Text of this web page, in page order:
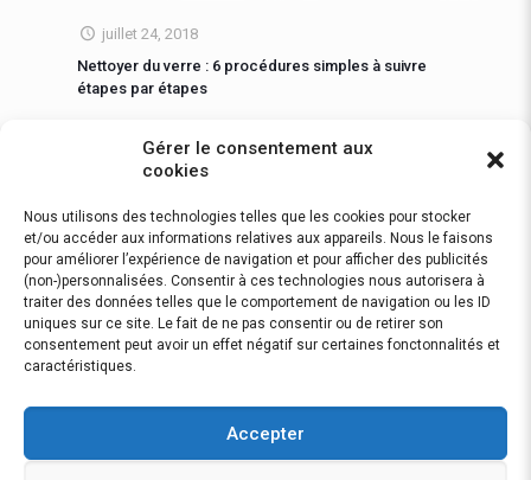
Gérer le consentement aux
cookies
Nous utilisons des technologies telles que les cookies pour stocker
et/ou accéder aux informations relatives aux appareils. Nous le faisons
pour améliorer l’expérience de navigation et pour afficher des publicités
(non-)personnalisées. Consentir à ces technologies nous autorisera à
traiter des données telles que le comportement de navigation ou les ID
uniques sur ce site. Le fait de ne pas consentir ou de retirer son
consentement peut avoir un effet négatif sur certaines fonctonnalités et
caractéristiques.
Accepter
juillet 24, 2018
Nettoyer du verre : 6 procédures simples à suivre
étapes par étapes
n’est pas toujours l’apanage de tout le monde. Cela
requiert le respect de certaines conditions, voilà
1 Lire la suite…